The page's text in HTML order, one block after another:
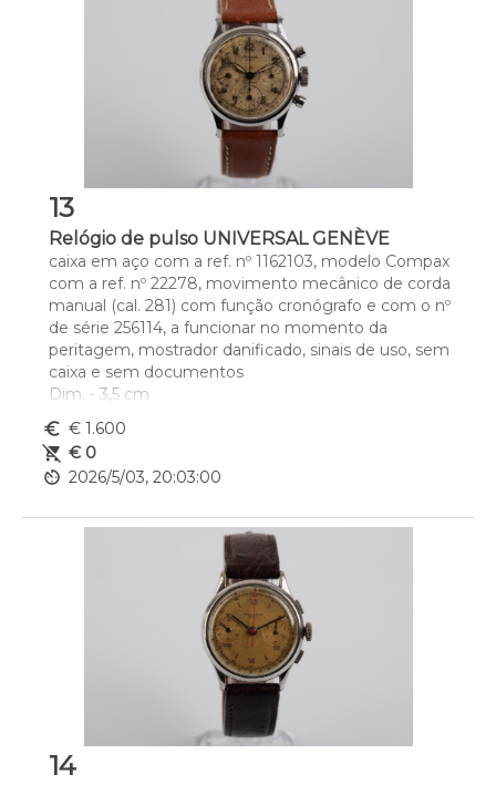
13
Relógio de pulso UNIVERSAL GENÈVE
caixa em aço com a ref. nº 1162103, modelo Compax
com a ref. nº 22278, movimento mecânico de corda
manual (cal. 281) com função cronógrafo e com o nº
de série 256114, a funcionar no momento da
peritagem, mostrador danificado, sinais de uso, sem
caixa e sem documentos
Dim. - 3,5 cm
euro_symbol € 1.600
remove_shopping_cart € 0
av_timer 2026/5/03, 20:03:00
14